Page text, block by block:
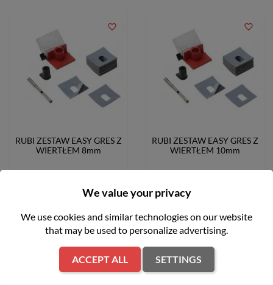
RUBI ZESTAW EASY GRES Z
WIERTŁEM 8mm
zł43.99
ADD TO CART
favorite_border
RUBI ZESTAW EASY GRES Z
WIERTŁEM 10mm
zł40.99
ADD TO CART
favorite_border
We value your privacy
We use cookies and similar technologies on our website
that may be used to personalize advertising.
ACCEPT ALL SETTINGS